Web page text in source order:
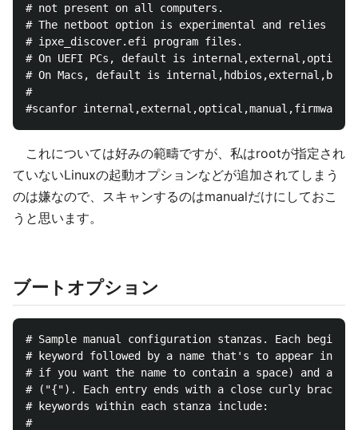
# not present on all computers.
# The netboot option is experimental and relies on
# ipxe_discover.efi program files.
# On UEFI PCs, default is
# On Macs, default is
#
これについては好みの範疇ですが、私はrootが指定され
ていないLinuxの起動オプションなどが追加されてしまう
のは嫌なので、スキャンするのはmanualだけにしておこ
うと思います。
ブートオプション
# Sample manual configuration stanzas. Each begins
# keyword followed by a name that's to appear in the
# if you want the name to contain a space) and an
# ("{"). Each entry ends with a close curly brace
# keywords within each stanza include:
#